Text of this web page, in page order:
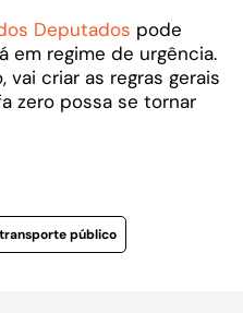
Deputados pode
em regime de urgência.
vai criar as regras gerais
zero possa se tornar
transporte público